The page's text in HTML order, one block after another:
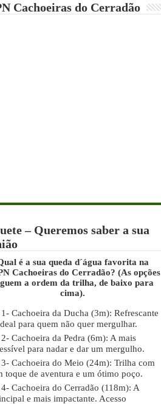
Cachoeiras do Cerradão
– Queremos saber a sua
é a sua queda d´água favorita na
Cachoeiras do Cerradão? (As opções
a ordem da trilha, de baixo para
cima).
1- Cachoeira da Ducha (3m): Refrescante
para quem não quer mergulhar.
2- Cachoeira da Pedra (6m): A mais
para nadar e dar um mergulho.
3- Cachoeira do Meio (24m): Trilha com
toque de aventura e um ótimo poço.
4- Cachoeira do Cerradão (118m): A
e mais impactante. Acesso